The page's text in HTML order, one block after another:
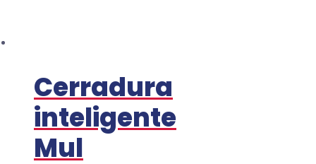
Cerradura
inteligente
Mul